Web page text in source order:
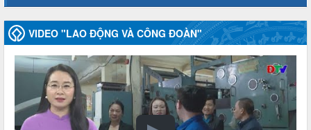
VIDEO "LAO ĐỘNG VÀ CÔNG ĐOÀN"